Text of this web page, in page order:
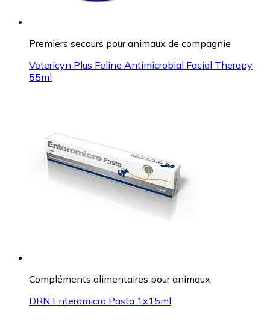
Premiers secours pour animaux de compagnie
Vetericyn Plus Feline Antimicrobial Facial Therapy
55ml
Compléments alimentaires pour animaux
DRN Enteromicro Pasta 1x15ml